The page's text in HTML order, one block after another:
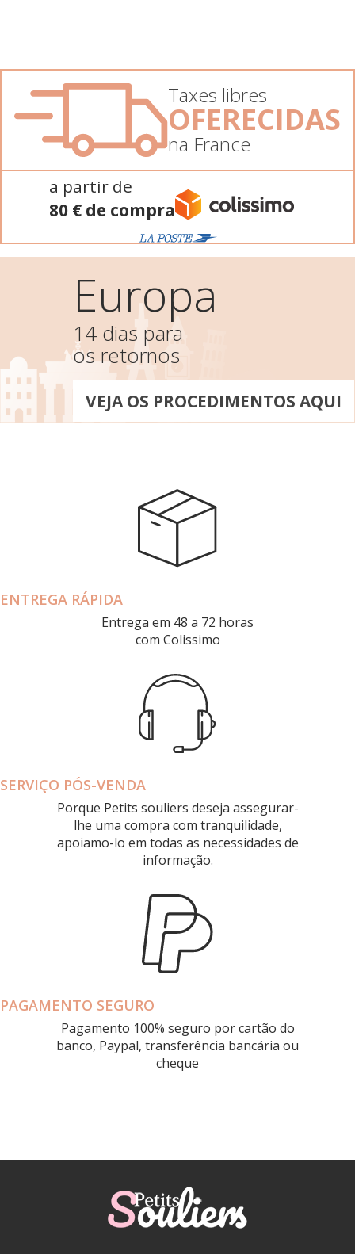
Taxes libres
OFERECIDAS
na France
a partir de
80 € de compra
Europa
14 dias para
os retornos
VEJA OS PROCEDIMENTOS AQUI
ENTREGA RÁPIDA
Entrega em 48 a 72 horas
com Colissimo
SERVIÇO PÓS-VENDA
Porque Petits souliers deseja assegurar-
lhe uma compra com tranquilidade,
apoiamo-lo em todas as necessidades de
informação.
PAGAMENTO SEGURO
Pagamento 100% seguro por cartão do
banco, Paypal, transferência bancária ou
cheque